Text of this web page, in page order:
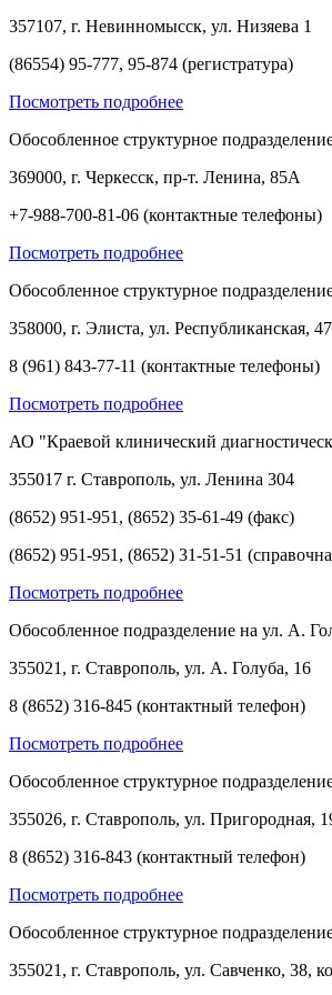
357107, г. Невинномысск, ул. Низяева 1
(86554) 95-777, 95-874 (регистратура)
Посмотреть подробнее
Обособленное структурное
369000, г. Черкесск, пр-т. Ленина, 85А
+7-988-700-81-06 (контактные телефоны)
Посмотреть подробнее
Обособленное структурное
358000, г. Элиста, ул. Республиканская, 47
8 (961) 843-77-11 (контактные телефоны)
Посмотреть подробнее
АО "Краевой клинический
355017 г. Ставрополь, ул. Ленина 304
(8652) 951-951, (8652) 35-61-49 (факс)
(8652) 951-951, (8652) 31-51-51
Посмотреть подробнее
Обособленное подразделение на ул. А.
355021, г. Ставрополь, ул. А. Голуба, 16
8 (8652) 316-845 (контактный телефон)
Посмотреть подробнее
Обособленное структурное
355026, г. Ставрополь, ул. Пригородная,
8 (8652) 316-843 (контактный телефон)
Посмотреть подробнее
Обособленное структурное
355021, г. Ставрополь, ул. Савченко, 38,